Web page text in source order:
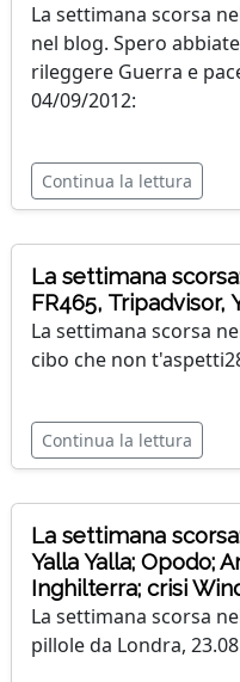
La settimana scorsa
nel blog. Spero
rileggere Guerra e
04/09/2012:
Continua la lettura
La settimana
FR465, Tripadvisor,
La settimana scorsa
cibo che non
Continua la lettura
La settimana
Yalla Yalla; Opodo;
Inghilterra; crisi
La settimana scorsa
pillole da Londra,